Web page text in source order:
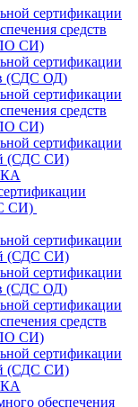
сертификации
средств
СИ)
сертификации
(СДС ОД)
сертификации
средств
СИ)
сертификации
(СДС СИ)
СИ)
сертификации
(СДС СИ)
сертификации
(СДС ОД)
сертификации
средств
СИ)
сертификации
(СДС СИ)
обеспечения